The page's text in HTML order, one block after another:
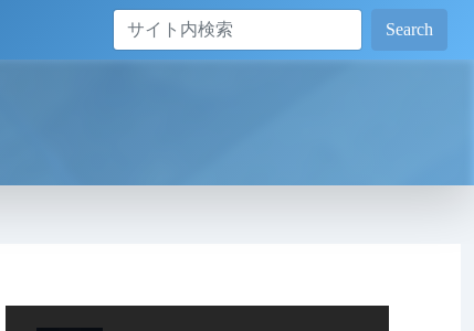
Search